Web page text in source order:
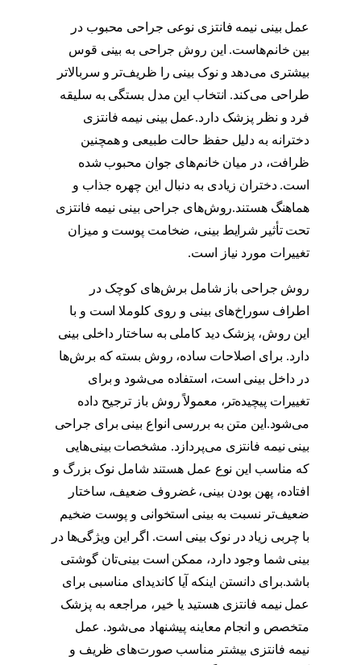
عمل بینی نیمه فانتزی نوعی جراحی محبوب در
بین خانم‌هاست. این روش جراحی به بینی قوس
بیشتری می‌دهد و نوک بینی را ظریف‌تر و سربالاتر
طراحی می‌کند. انتخاب این مدل بستگی به سلیقه
فرد و نظر پزشک دارد.عمل بینی نیمه فانتزی
دخترانه به دلیل حفظ حالت طبیعی و همچنین
ظرافت، در میان خانم‌های جوان محبوب شده
است. دختران زیادی به دنبال این چهره جذاب و
هماهنگ هستند.روش‌های جراحی بینی نیمه فانتزی
تحت تأثیر شرایط بینی، ضخامت پوست و میزان
تغییرات مورد نیاز است.
روش جراحی باز شامل برش‌های کوچک در
اطراف سوراخ‌های بینی و روی کلوملا است و با
این روش، پزشک دید کاملی به ساختار داخلی بینی
دارد. برای اصلاحات ساده، روش بسته که برش‌ها
در داخل بینی است، استفاده می‌شود و برای
تغییرات پیچیده‌تر، معمولاً روش باز ترجیح داده
می‌شود.این متن به بررسی انواع بینی برای جراحی
بینی نیمه فانتزی می‌پردازد. مشخصات بینی‌هایی
که مناسب این نوع عمل هستند شامل نوک بزرگ و
افتاده، پهن بودن بینی، غضروف ضعیف، ساختار
ضعیف‌تر نسبت به بینی استخوانی و پوست ضخیم
با چربی زیاد در نوک بینی است. اگر این ویژگی‌ها در
بینی شما وجود دارد، ممکن است بینی‌تان گوشتی
باشد.برای دانستن اینکه آیا کاندیدای مناسبی برای
عمل نیمه فانتزی هستید یا خیر، مراجعه به پزشک
متخصص و انجام معاینه پیشنهاد می‌شود. عمل
نیمه فانتزی بیشتر مناسب صورت‌های ظریف و